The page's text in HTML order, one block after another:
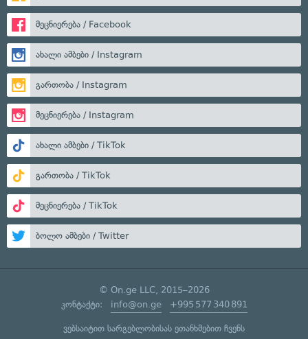
მეცნიერება / Facebook
ახალი ამბები / Instagram
გართობა / Instagram
მეცნიერება / Instagram
ახალი ამბები / TikTok
გართობა / TikTok
მეცნიერება / TikTok
ბოლო ამბები / Twitter
© On.ge LLC, 2015–2026
კონტაქტი: info@on.ge +995 577 340 891
ვებსაიტით სარგებლობისას ეთანხმებით ჩვენს